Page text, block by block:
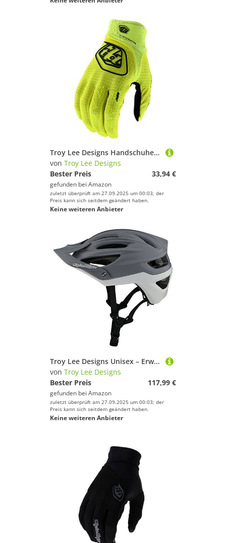
Troy Lee Designs Handschuhe Air Gelb Gr. XL
von Troy Lee Designs
Bester Preis
33,94 €
gefunden bei Amazon
zuletzt überprüft am 27.09.2025 um 00:03; der
Preis kann sich seitdem geändert haben.
Keine weiteren Anbieter
Troy Lee Designs Unisex – Erwachsene 191534041 MTB-Helm, grau, S
von Troy Lee Designs
Bester Preis
117,99 €
gefunden bei Amazon
zuletzt überprüft am 27.09.2025 um 00:03; der
Preis kann sich seitdem geändert haben.
Keine weiteren Anbieter